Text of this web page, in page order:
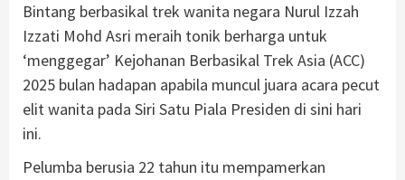
Bintang berbasikal trek wanita negara Nurul Izzah
Izzati Mohd Asri meraih tonik berharga untuk
‘menggegar’ Kejohanan Berbasikal Trek Asia (ACC)
2025 bulan hadapan apabila muncul juara acara pecut
elit wanita pada Siri Satu Piala Presiden di sini hari
ini.
Pelumba berusia 22 tahun itu mempamerkan